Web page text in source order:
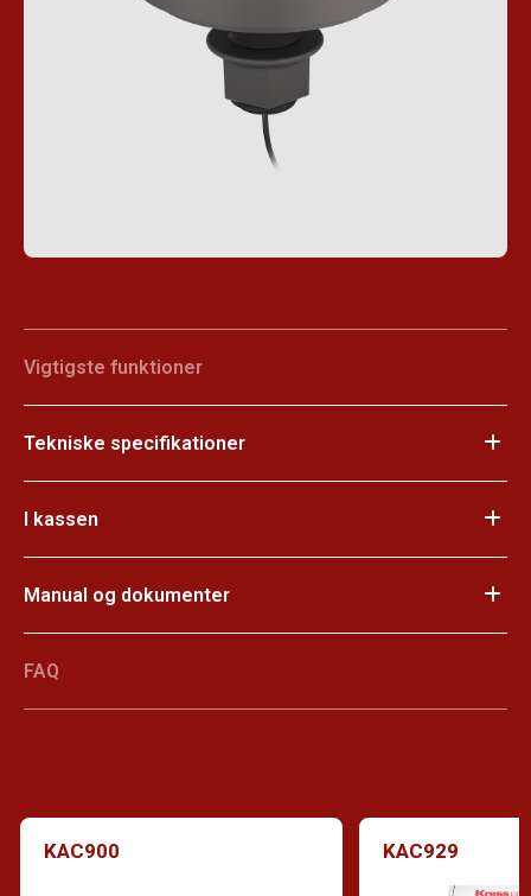
Vigtigste funktioner
Tekniske specifikationer
I kassen
Manual og dokumenter
FAQ
KAC900 KAC929